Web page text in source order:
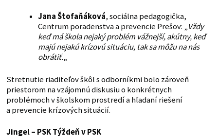
Jana Štofaňáková, sociálna pedagogička,
Centrum poradenstva a prevencie Prešov: „Vždy
keď má škola nejaký problém vážnejší, akútny, keď
majú nejakú krízovú situáciu, tak sa môžu na nás
obrátiť.„
Stretnutie riaditeľov škôl s odborníkmi bolo zároveň
priestorom na vzájomnú diskusiu o konkrétnych
problémoch v školskom prostredí a hľadaní riešení
a prevencie krízových situácií.
Jingel – PSK Týždeň v PSK